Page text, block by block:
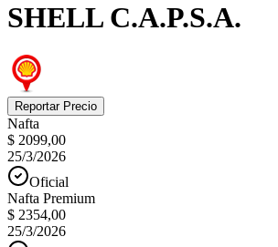
SHELL C.A.P.S.A.
Reportar Precio
Nafta
$ 2099,00
25/3/2026
Oficial
Nafta Premium
$ 2354,00
25/3/2026